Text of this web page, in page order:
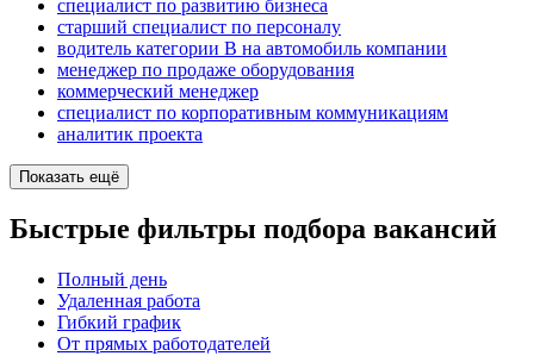
специалист по развитию бизнеса
старший специалист по персоналу
водитель категории B на автомобиль компании
менеджер по продаже оборудования
коммерческий менеджер
специалист по корпоративным коммуникациям
аналитик проекта
Показать ещё
Быстрые фильтры подбора вакансий
Полный день
Удаленная работа
Гибкий график
От прямых работодателей